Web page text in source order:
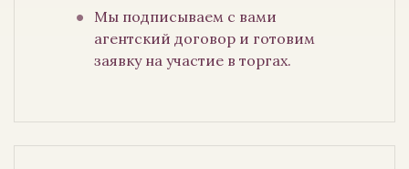
Мы подписываем с вами
агентский договор и готовим
заявку на участие в торгах.